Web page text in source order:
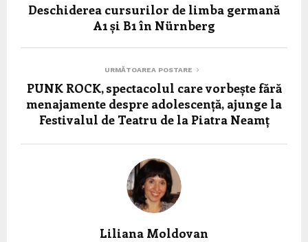
Deschiderea cursurilor de limba germană
A1 și B1 în Nürnberg
URMĂTOAREA POSTARE
PUNK ROCK, spectacolul care vorbește fără
menajamente despre adolescență, ajunge la
Festivalul de Teatru de la Piatra Neamț
Liliana Moldovan